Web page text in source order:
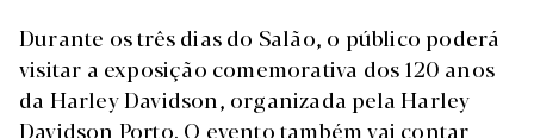
Durante os três dias do Salão, o público poderá
visitar a exposição comemorativa dos 120 anos
da Harley Davidson, organizada pela Harley
Davidson Porto. O evento também vai contar